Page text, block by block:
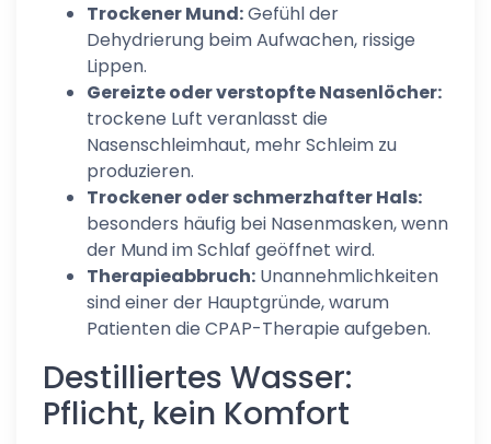
Trockener Mund:Gefühl der
Dehydrierung beim Aufwachen, rissige
Lippen.
Gereizte oder verstopfte Nasenlöcher:
trockene Luft veranlasst die
Nasenschleimhaut, mehr Schleim zu
produzieren.
Trockener oder schmerzhafter Hals:
besonders häufig bei Nasenmasken, wenn
der Mund im Schlaf geöffnet wird.
Therapieabbruch: Unannehmlichkeiten
sind einer der Hauptgründe, warum
Patienten die CPAP-Therapie aufgeben.
Destilliertes Wasser:
Pflicht, kein Komfort